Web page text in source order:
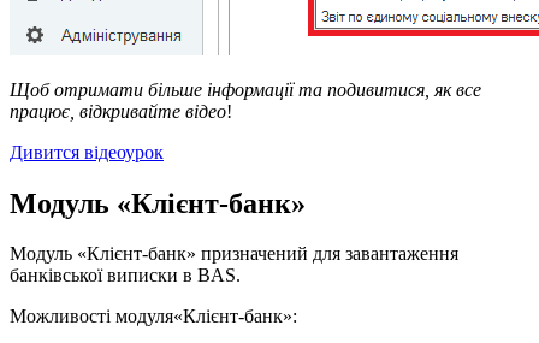
Щоб отримати більше інформації та подивитися, як все
працює, відкривайте відео!
Дивится відеоурок
Модуль «Клієнт-банк»
Модуль «Клієнт-банк» призначений для завантаження
банківської виписки в BAS.
Можливості модуля«Клієнт-банк»: